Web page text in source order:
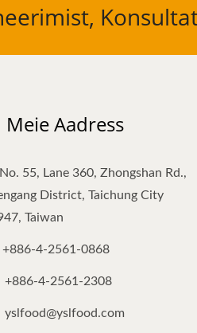
Meie Aadress
No. 55, Lane 360, Zhongshan Rd.,
District, Taichung City
Taiwan
+886-4-2561-0868
+886-4-2561-2308
yslfood@yslfood.com